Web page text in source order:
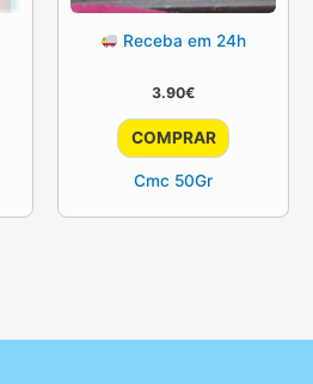
Receba em 24h
3.90€
COMPRAR
Cmc 50Gr